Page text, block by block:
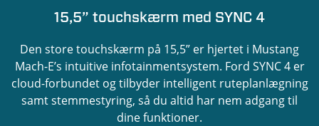
15,5” touchskærm med SYNC 4
Den store touchskærm på 15,5” er hjertet i Mustang
Mach-E’s intuitive infotainmentsystem. Ford SYNC 4 er
cloud-forbundet og tilbyder intelligent ruteplanlægning
samt stemmestyring, så du altid har nem adgang til
dine funktioner.